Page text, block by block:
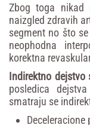
Zbog toga nikad
naizgled zdravih
segment no što
neophodna
korektna
Indirektno dejstvo
posledica
smatraju se
Deceleracione